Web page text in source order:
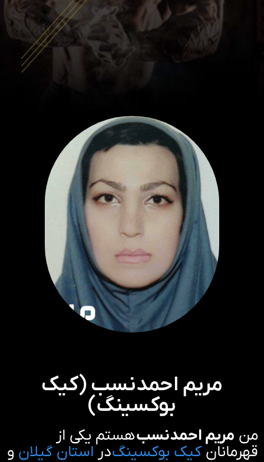
مریم احمدنسب (کیک
بوکسینگ)
من مریم احمدنسبهستم یکی از
قهرمانان کیک بوکسینگدر استان گیلان و